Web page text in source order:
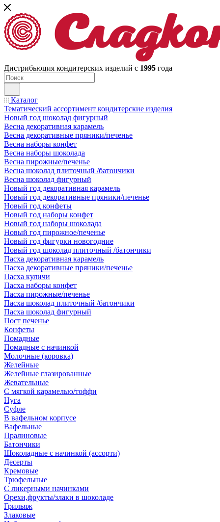
Дистрибьюция кондитерских изделий с 1995 года
Каталог
Тематический ассортимент кондитерские изделия
Новый год шоколад фигурный
Весна декоративная карамель
Весна декоративные пряники/печенье
Весна наборы конфет
Весна наборы шоколада
Весна пирожные/печенье
Весна шоколад плиточный /батончики
Весна шоколад фигурный
Новый год декоративная карамель
Новый год декоративные пряники/печенье
Новый год конфеты
Новый год наборы конфет
Новый год наборы шоколада
Новый год пирожное/печенье
Новый год фигурки новогодние
Новый год шоколад плиточный /батончики
Пасха декоративная карамель
Пасха декоративные пряники/печенье
Пасха куличи
Пасха наборы конфет
Пасха пирожные/печенье
Пасха шоколад плиточный /батончики
Пасха шоколад фигурный
Пост печенье
Конфеты
Помадные
Помадные с начинкой
Молочные (коровка)
Желейные
Желейные глазированные
Жевательные
С мягкой карамелью/тоффи
Нуга
Суфле
В вафельном корпусе
Вафельные
Пралиновые
Батончики
Шоколадные с начинкой (ассорти)
Десерты
Кремовые
Трюфельные
С ликерными начинками
Орехи,фрукты/злаки в шоколаде
Грильяж
Злаковые